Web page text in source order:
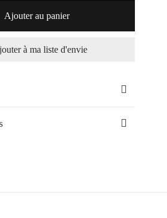
Ajouter au panier
à ma liste d'envie